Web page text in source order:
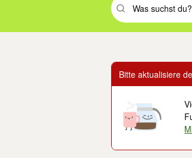
Suchbegriff
Bitte aktualisiere